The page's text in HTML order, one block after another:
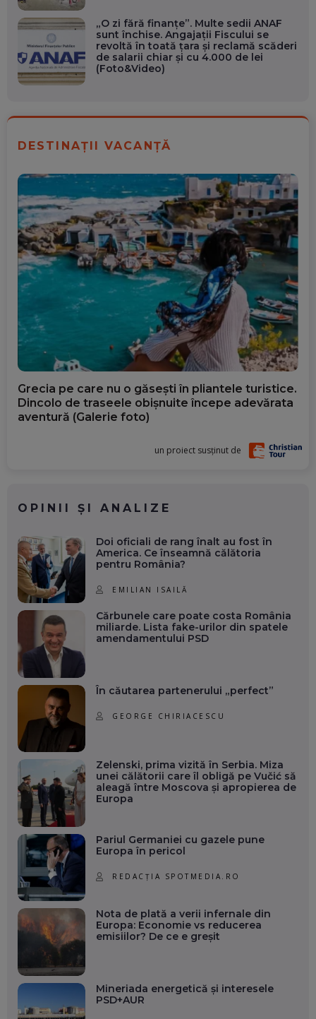
„O zi fără finanțe”. Multe sedii ANAF
sunt închise. Angajații Fiscului se
revoltă în toată țara și reclamă scăderi
de salarii chiar și cu 4.000 de lei
(Foto&Video)
DESTINAȚII VACANȚĂ
Grecia pe care nu o găsești în pliantele turistice.
Dincolo de traseele obișnuite începe adevărata
aventură (Galerie foto)
un proiect susținut de
OPINII ȘI ANALIZE
Doi oficiali de rang înalt au fost în
America. Ce înseamnă călătoria
pentru România?
EMILIAN ISAILĂ
Cărbunele care poate costa România
miliarde. Lista fake-urilor din spatele
amendamentului PSD
În căutarea partenerului „perfect”
GEORGE CHIRIACESCU
Zelenski, prima vizită în Serbia. Miza
unei călătorii care îl obligă pe Vučić să
aleagă între Moscova și apropierea de
Europa
Pariul Germaniei cu gazele pune
Europa în pericol
REDACȚIA SPOTMEDIA.RO
Nota de plată a verii infernale din
Europa: Economie vs reducerea
emisiilor? De ce e greșit
Mineriada energetică și interesele
PSD+AUR